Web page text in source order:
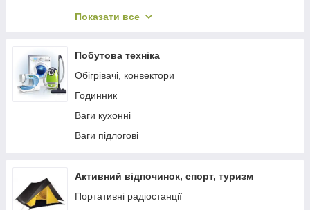
Радіоприймачі
Мікрофони
Медіаплеєри, ігрові приставки
Показати все
Побутова техніка
Обігрівачі, конвектори
Годинник
Ваги кухонні
Ваги підлогові
Активний відпочинок, спорт, туризм
Портативні радіостанції